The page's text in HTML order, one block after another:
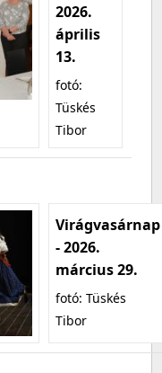
2026.
április
13.
fotó:
Tüskés
Tibor
Virágvasárnap
- 2026.
március 29.
fotó: Tüskés
Tibor